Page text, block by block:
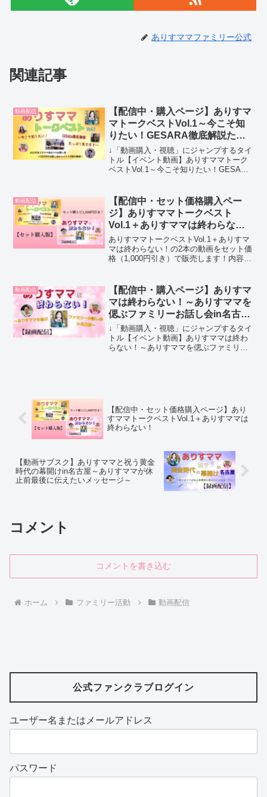
ありすママファミリー公式
関連記事
動画配信
【配信中・購入ページ】ありすマ
マトークベストVol.1～今こそ知
りたい！GESARA徹底解説たっ
ぷり見せます～
↓「動画購入・視聴」にジャンプするタイ
トル【イベント動画】ありすママトーク
ベストVol.1～今こそ知りたい！GESARA
55秒内容ありすママのトークイベント映
像をま...
動画配信
【配信中・セット価格購入ペー
ジ】ありすママトークベスト
Vol.1＋ありすママは終わらな
い！
ありすママトークベストVol.1＋ありすマ
マは終わらない！の2本の動画をセット価
格（1,000円引き）で販売します！内容
説たっぷり見せます～2021～2022年...
動画配信
【配信中・購入ページ】ありすマ
マは終わらない！～ありすママを
偲ぶファミリーお話し会in名古屋
～
↓「動画購入・視聴」にジャンプするタイ
トル【イベント動画】ありすママは終わ
らない！～ありすママを偲ぶファミリー
【配信中・セット価格購入ページ】あり
すママトークベストVol.1＋ありすママは
終わらない！
【動画サブスク】ありすママと祝う黄金
時代の幕開けin名古屋～ありすママが休
止前最後に伝えたいメッセージ～
コメント
コメントを書き込む
ホーム ファミリー活動 動画配信
公式ファンクラブログイン
ユーザー名またはメールアドレス
パスワード